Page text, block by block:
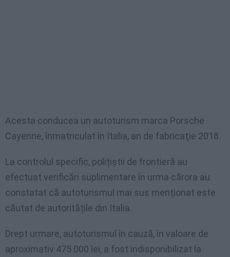
Acesta conducea un autoturism marca Porsche
Cayenne, înmatriculat în Italia, an de fabricaţie 2018.
La controlul specific, polițiștii de frontieră au
efectuat verificări suplimentare în urma cărora au
constatat că autoturismul mai sus menționat este
căutat de autoritățile din Italia.
Drept urmare, autoturismul în cauză, în valoare de
aproximativ 475.000 lei, a fost indisponibilizat la